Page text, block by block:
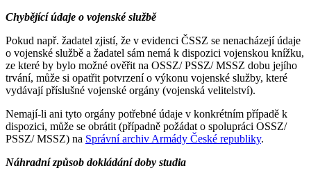
Chybějící údaje o vojenské službě
Pokud např. žadatel zjistí, že v evidenci ČSSZ se nenacházejí údaje
o vojenské službě a žadatel sám nemá k dispozici vojenskou knížku,
ze které by bylo možné ověřit na OSSZ/ PSSZ/ MSSZ dobu jejího
trvání, může si opatřit potvrzení o výkonu vojenské služby, které
vydávají příslušné vojenské orgány (vojenská velitelství).
Nemají-li ani tyto orgány potřebné údaje v konkrétním případě k
dispozici, může se obrátit (případně požádat o spolupráci OSSZ/
PSSZ/ MSSZ) na Správní archiv Armády České republiky.
Náhradní způsob dokládání doby studia